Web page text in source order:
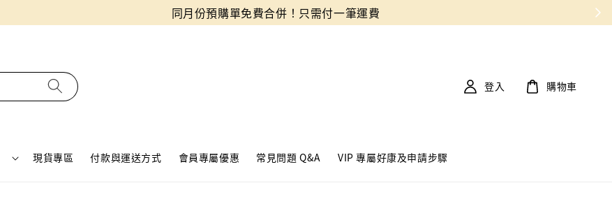
同月份預購單免費合併！只需付一筆運費
現貨專區 付款與運送方式 會員專屬優惠 常見問題 Q&A VIP 專屬好康及申請步驟
登入 購物車